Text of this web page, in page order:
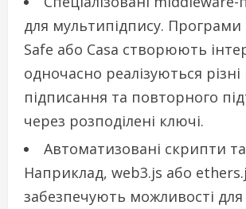
для мультипідпису. Програми
Safe або Casa створюють
одночасно реалізуються
підписання та повторного
через розподілені ключі.
Автоматизовані скрипти та
Наприклад, web3.js або
забезпечують можливості